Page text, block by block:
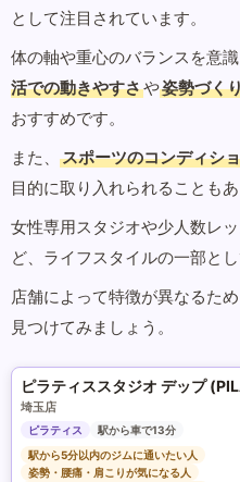
として注目されています。
体の軸や重心のバランスを意
活での動きやすさや姿勢づく
おすすめです。
また、
スポーツのコンディシ
目的に取り入れられることもあ
女性専用スタジオや少人数レ
ど、ライフスタイルの一部と
店舗によって特徴が異なるた
見つけてみましょう。
埼玉店
ピラティス
駅から車で13分
駅から5分以内のジムに通いたい人
姿勢・腰痛・肩こりが気になる人